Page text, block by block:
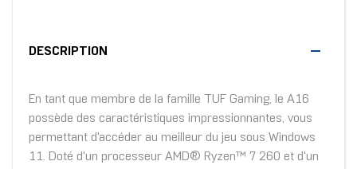
DESCRIPTION
En tant que membre de la famille TUF Gaming, le A16
possède des caractéristiques impressionnantes, vous
permettant d'accéder au meilleur du jeu sous Windows
11. Doté d'un processeur AMD® Ryzen™ 7 260 et d'un